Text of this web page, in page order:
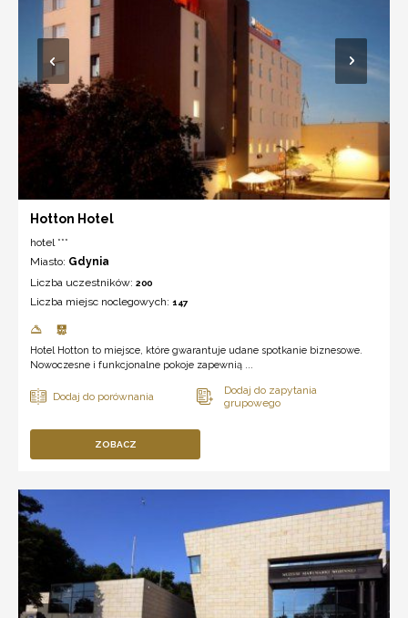
Hotton Hotel
hotel ***
Miasto: Gdynia
Liczba uczestników: 200
Liczba miejsc noclegowych: 147
Hotel Hotton to miejsce, które gwarantuje udane spotkanie biznesowe.
Nowoczesne i funkcjonalne pokoje zapewnią ...
ZOBACZ